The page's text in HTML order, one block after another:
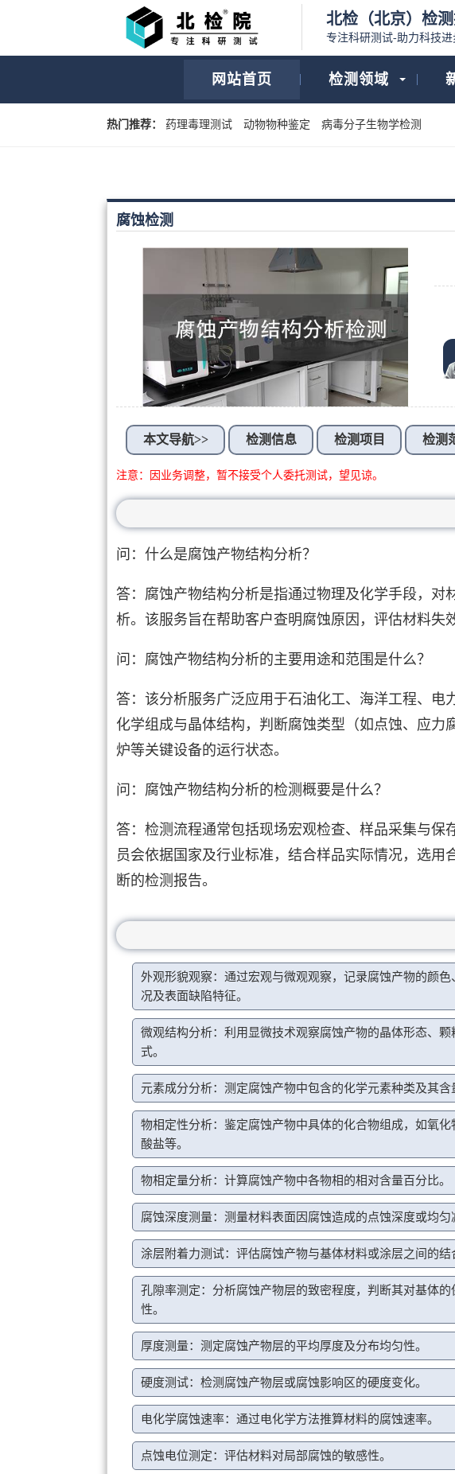
北检（北京）检
专注科研测试-助力科技进
网站首页 检测领域
热门推荐： 药理毒理测试 动物物种鉴定 病毒分子生物学检测
腐蚀检测
本文导航>> 检测信息 检测项目 检测
注意：因业务调整，暂不接受个人委托测试，望见谅。
问：什么是腐蚀产物结构分析？
答：腐蚀产物结构分析是指通过物理及化学手段，
析。该服务旨在帮助客户查明腐蚀原因，评估材料失
问：腐蚀产物结构分析的主要用途和范围是什么？
答：该分析服务广泛应用于石油化工、海洋工程、
化学组成与晶体结构，判断腐蚀类型（如点蚀、应
炉等关键设备的运行状态。
问：腐蚀产物结构分析的检测概要是什么？
答：检测流程通常包括现场宏观检查、样品采集与
员会依据国家及行业标准，结合样品实际情况，选
断的检测报告。
外观形貌观察：通过宏观与微观观察，记录腐蚀产物的颜色
况及表面缺陷特征。
微观结构分析：利用显微技术观察腐蚀产物的晶体形态、颗
式。
元素成分分析：测定腐蚀产物中包含的化学元素种类及其含
物相定性分析：鉴定腐蚀产物中具体的化合物组成，如氧化
酸盐等。
物相定量分析：计算腐蚀产物中各物相的相对含量百分比。
腐蚀深度测量：测量材料表面因腐蚀造成的点蚀深度或均匀
涂层附着力测试：评估腐蚀产物与基体材料或涂层之间的结
孔隙率测定：分析腐蚀产物层的致密程度，判断其对基体的
性。
厚度测量：测定腐蚀产物层的平均厚度及分布均匀性。
硬度测试：检测腐蚀产物层或腐蚀影响区的硬度变化。
电化学腐蚀速率：通过电化学方法推算材料的腐蚀速率。
点蚀电位测定：评估材料对局部腐蚀的敏感性。